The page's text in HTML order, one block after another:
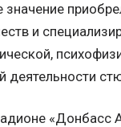
и
деятельности